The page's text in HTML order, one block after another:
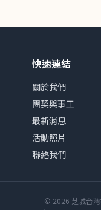
快速連結
關於我們
團契與事工
最新消息
活動照片
聯絡我們
© 2026 芝城台灣